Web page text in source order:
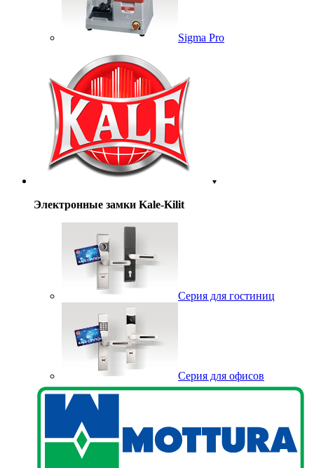
Sigma Pro
Электронные замки Kale-Kilit
Серия для гостиниц
Серия для офисов